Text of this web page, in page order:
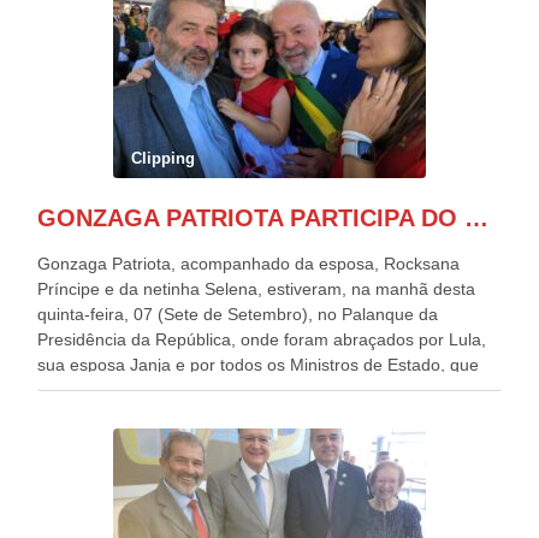
Clipping
GONZAGA PATRIOTA PARTICIPA DO DESFILE DA INDEPENDÊNCIA NO PALANQUE DA PRESIDÊNCIA DA REPÚBLICA E É ABRAÇADO POR LULA E POR GERALDO ALCKMIN.
Gonzaga Patriota, acompanhado da esposa, Rocksana
Príncipe e da netinha Selena, estiveram, na manhã desta
quinta-feira, 07 (Sete de Setembro), no Palanque da
Presidência da República, onde foram abraçados por Lula,
sua esposa Janja e por todos os Ministros de Estado, que
estavam presentes, nos Desfiles da Independência da
outros desfiles, na Esplanada dos Ministérios, disse ter sido
o deste ano, o maior e o mais organizado de todos. “Há
quatro décadas, como Patriota até no nome, participo
anualmente dos desfiles de Sete de Setembro, na